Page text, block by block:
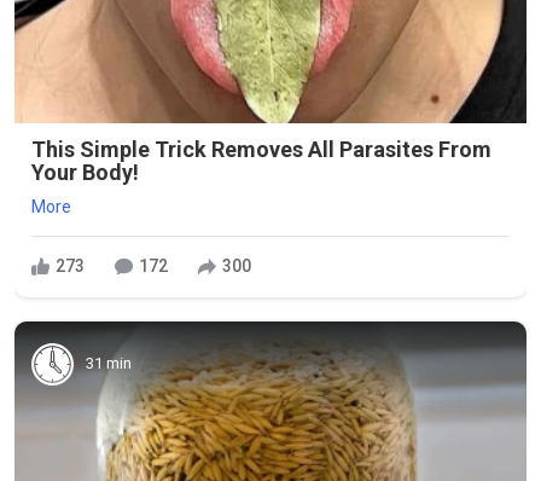
This Simple Trick Removes All Parasites From
Your Body!
More
273 172 300
31 min